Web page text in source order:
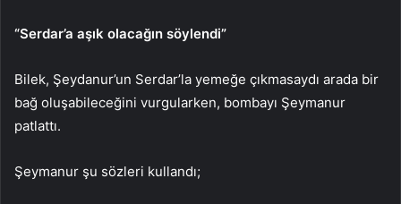
“Serdar’a aşık olacağın söylendi”
Bilek, Şeydanur’un Serdar’la yemeğe çıkmasaydı arada bir
bağ oluşabileceğini vurgularken, bombayı Şeymanur
patlattı.
Şeymanur şu sözleri kullandı;